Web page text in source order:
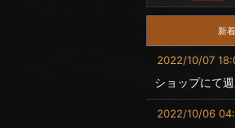
新着
2022/10/07
ショップにて
2022/10/06